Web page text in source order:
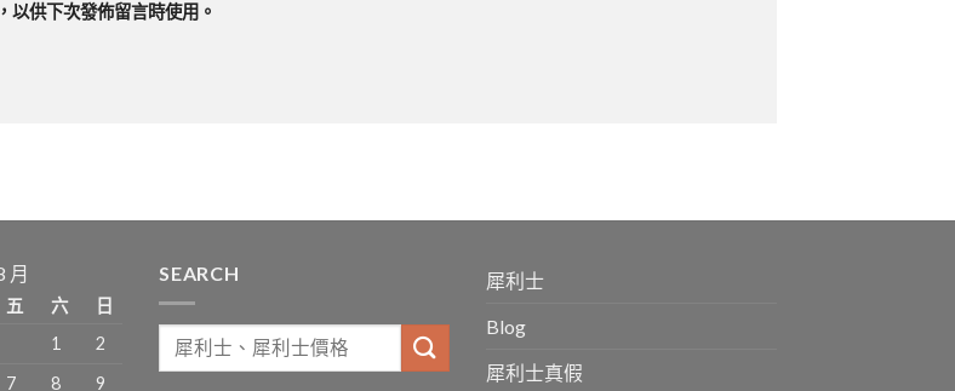
以供下次發佈留言時使用。
月
五 六
日
1
2
7 8 9
SEARCH
犀利士
Blog
犀利士真假